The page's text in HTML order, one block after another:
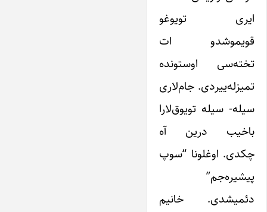
ایری تویوغو
قویموشدو ات
تخته‌سی اوستونده
تمیزله‌ییردی. جام‌لاری
سیله- سیله تویوق‌لارا
باخیب درین آه
چکدی. اوغلونا “سوپ
پیشیره‌جم”
دئمیشدی. خانیم